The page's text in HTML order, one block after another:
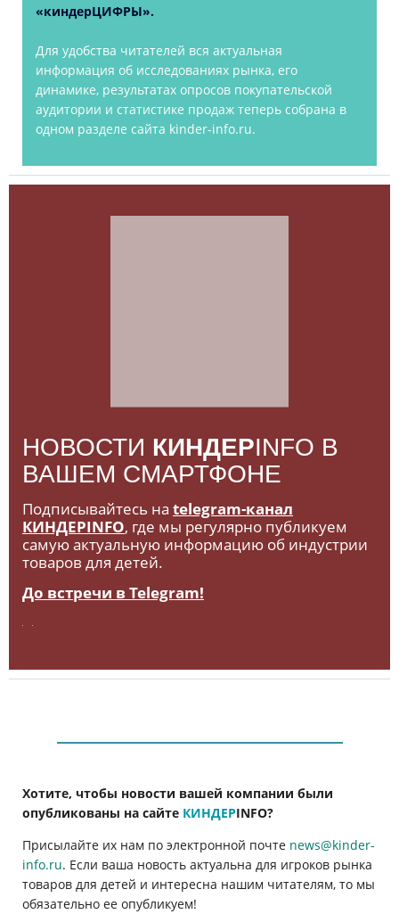
«киндерЦИФРЫ».
Для удобства читателей вся актуальная
информация об исследованиях рынка, его
динамике, результатах опросов покупательской
аудитории и статистике продаж теперь собрана в
одном разделе сайта kinder-info.ru.
НОВОСТИ КИНДЕРINFO В
ВАШЕМ СМАРТФОНЕ
Подписывайтесь на telegram-канал
КИНДЕРINFO, где мы регулярно публикуем
самую актуальную информацию об индустрии
товаров для детей.
До встречи в Telegram!
Хотите, чтобы новости вашей компании были
опубликованы на сайте КИНДЕРINFO?
Присылайте их нам по электронной почте news@kinder-
info.ru. Если ваша новость актуальна для игроков рынка
товаров для детей и интересна нашим читателям, то мы
обязательно ее опубликуем!